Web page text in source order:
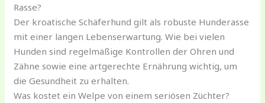
Rasse?
Der kroatische Schäferhund gilt als robuste Hunderasse
mit einer langen Lebenserwartung. Wie bei vielen
Hunden sind regelmäßige Kontrollen der Ohren und
Zähne sowie eine artgerechte Ernährung wichtig, um
die Gesundheit zu erhalten.
Was kostet ein Welpe von einem seriösen Züchter?